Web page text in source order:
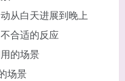
从白天进展到晚上
合适的反应
的场景
场景